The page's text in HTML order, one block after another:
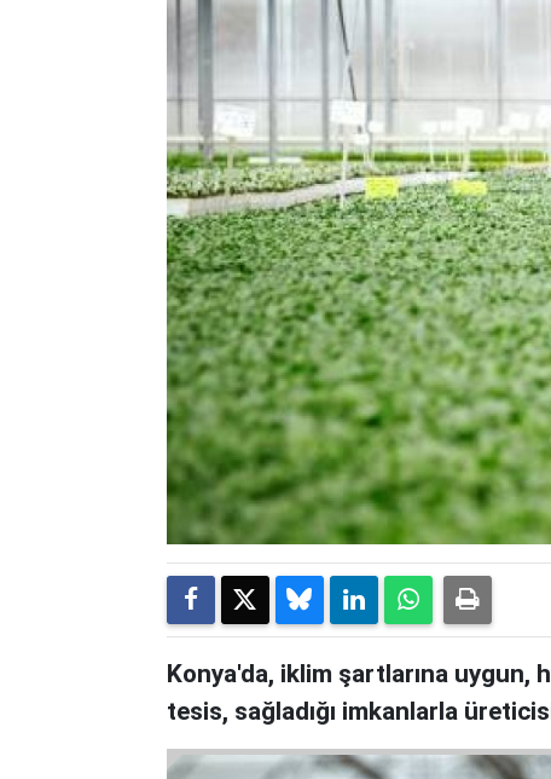
Konya'da, iklim şartlarına uygun,
tesis, sağladığı imkanlarla